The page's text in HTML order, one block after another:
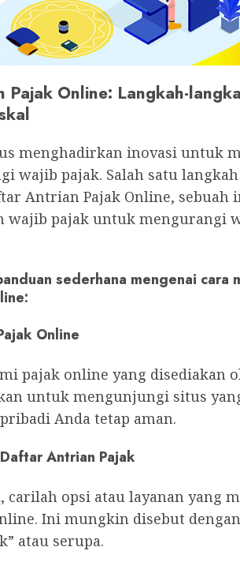
Pajak Online: Langkah-
menghadirkan inovasi untuk
wajib pajak. Salah satu
Antrian Pajak Online, sebuah
wajib pajak untuk mengurangi
sederhana mengenai cara
Online
pajak online yang disediakan
untuk mengunjungi situs
Anda tetap aman.
Antrian Pajak
carilah opsi atau layanan yang
Ini mungkin disebut
atau serupa.